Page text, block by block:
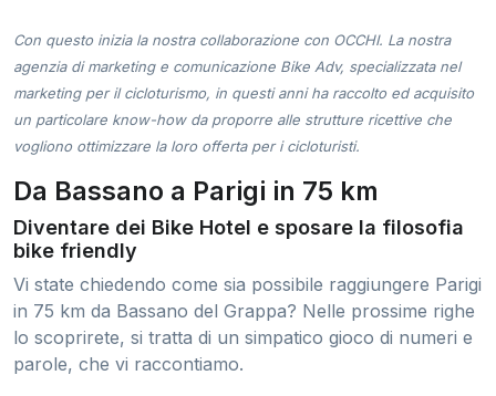
Con questo inizia la nostra collaborazione con OCCHI. La nostra
agenzia di marketing e comunicazione Bike Adv, specializzata nel
marketing per il cicloturismo, in questi anni ha raccolto ed acquisito
un particolare know-how da proporre alle strutture ricettive che
vogliono ottimizzare la loro offerta per i cicloturisti.
Da Bassano a Parigi in 75 km
Diventare dei Bike Hotel e sposare la filosofia
bike friendly
Vi state chiedendo come sia possibile raggiungere Parigi
in 75 km da Bassano del Grappa? Nelle prossime righe
lo scoprirete, si tratta di un simpatico gioco di numeri e
parole, che vi raccontiamo.